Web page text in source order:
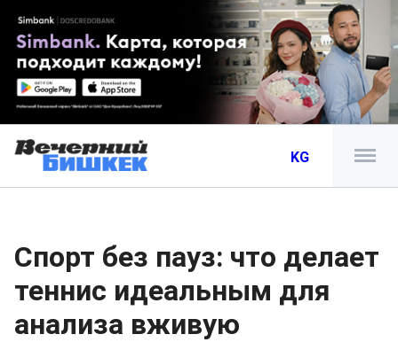
KG
Спорт без пауз: что делает
теннис идеальным для
анализа вживую